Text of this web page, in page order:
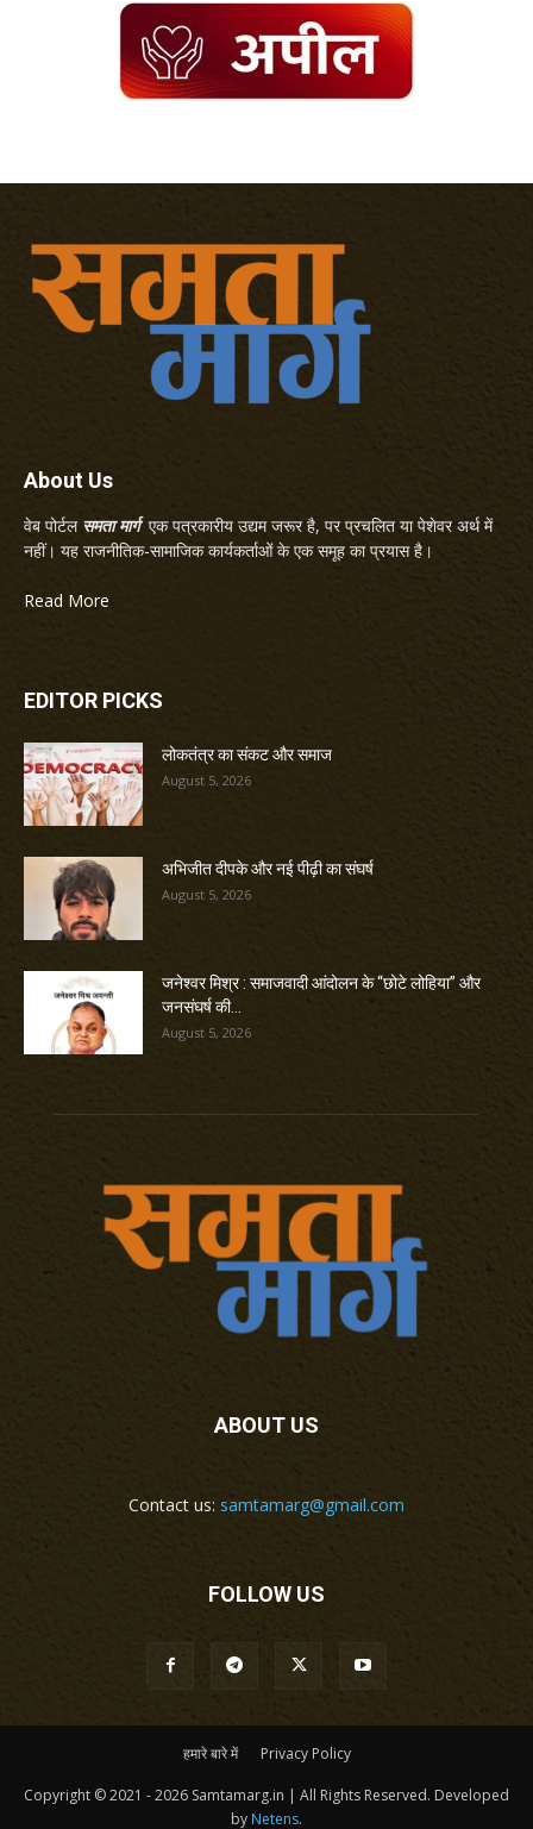
About Us
वेब पोर्टल समता मार्गएक पत्रकारीय उद्यम जरूर है, पर प्रचलित या पेशेवर अर्थ में
नहीं। यह राजनीतिक-सामाजिक कार्यकर्ताओं के एक समूह का प्रयास है।
Read More
EDITOR PICKS
लोकतंत्र का संकट और समाज
August 5, 2026
अभिजीत दीपके और नई पीढ़ी का संघर्ष
August 5, 2026
जनेश्वर मिश्र : समाजवादी आंदोलन के “छोटे लोहिया” और
जनसंघर्ष की...
August 5, 2026
ABOUT US
Contact us: samtamarg@gmail.com
FOLLOW US
हमारे बारे में Privacy Policy
Copyright © 2021 - 2026 Samtamarg.in | All Rights Reserved. Developed
by Netens.